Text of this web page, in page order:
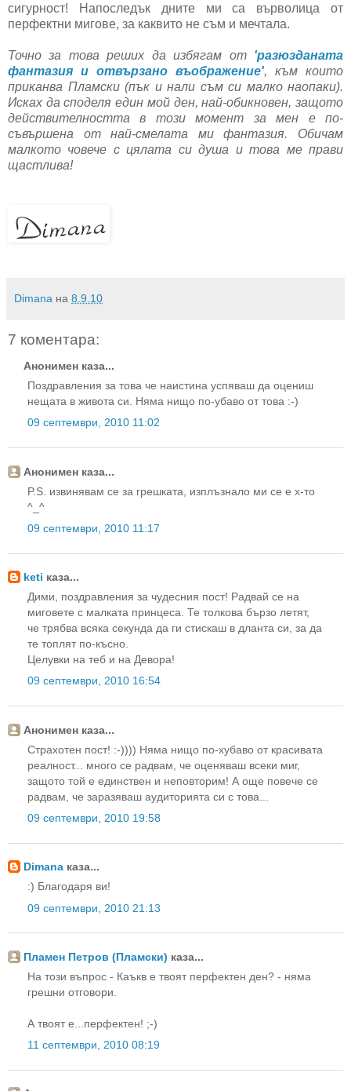
сигурност! Напоследък дните ми са върволица от
перфектни мигове, за каквито не съм и мечтала.
Точно за това реших да избягам от 'разюзданата
фантазия и отвързано въображение', към които
приканва Пламски (пък и нали съм си малко наопаки).
Исках да споделя един мой ден, най-обикновен, защото
действителността в този момент за мен е по-
съвършена от най-смелата ми фантазия. Обичам
малкото човече с цялата си душа и това ме прави
щастлива!
Dimana на 8.9.10
7 коментара:
Анонимен каза...
Поздравления за това че наистина успяваш да оцениш
нещата в живота си. Няма нищо по-убаво от това :-)
09 септември, 2010 11:02
Анонимен каза...
P.S. извинявам се за грешката, изплъзнало ми се е х-то
^_^
09 септември, 2010 11:17
keti каза...
Дими, поздравления за чудесния пост! Радвай се на
миговете с малката принцеса. Те толкова бързо летят,
че трябва всяка секунда да ги стискаш в дланта си, за да
те топлят по-късно.
Целувки на теб и на Девора!
09 септември, 2010 16:54
Анонимен каза...
Страхотен пост! :-)))) Няма нищо по-хубаво от красивата
реалност... много се радвам, че оценяваш всеки миг,
защото той е единствен и неповторим! А още повече се
радвам, че заразяваш аудиторията си с това...
09 септември, 2010 19:58
Dimana каза...
:) Благодаря ви!
09 септември, 2010 21:13
Пламен Петров (Пламски) каза...
На този въпрос - Каъкв е твоят перфектен ден? - няма
грешни отговори.
А твоят е...перфектен! ;-)
11 септември, 2010 08:19